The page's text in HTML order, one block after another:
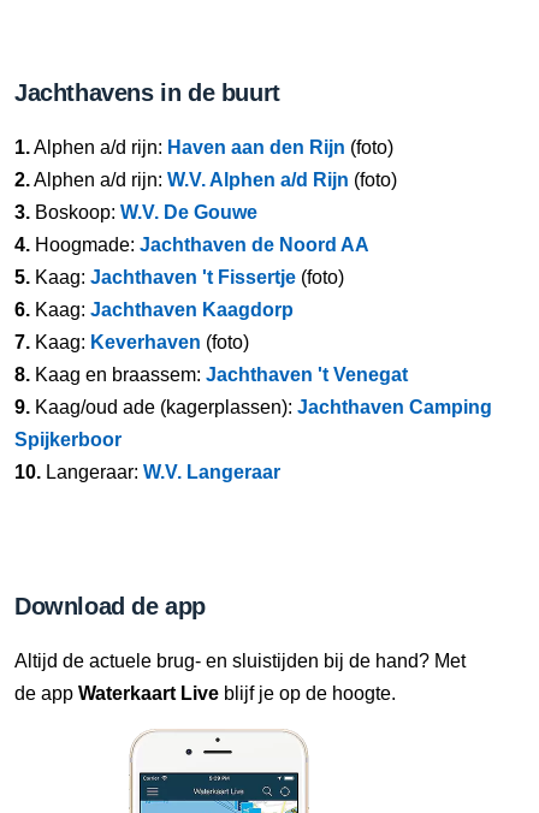
Jachthavens in de buurt
1.Alphen a/d rijn: Haven aan den Rijn (foto)
2.Alphen a/d rijn: W.V. Alphen a/d Rijn (foto)
3. Boskoop: W.V. De Gouwe
4. Hoogmade: Jachthaven de Noord AA
5. Kaag: Jachthaven 't Fissertje (foto)
6. Kaag: Jachthaven Kaagdorp
7. Kaag: Keverhaven (foto)
8. Kaag en braassem: Jachthaven 't Venegat
9. Kaag/oud ade (kagerplassen): Jachthaven Camping
Spijkerboor
10. Langeraar: W.V. Langeraar
Download de app
Altijd de actuele brug- en sluistijden bij de hand? Met
de app Waterkaart Live blijf je op de hoogte.